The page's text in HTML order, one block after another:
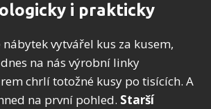
i prakticky
vytvářel kus za kusem,
na nás výrobní linky
chrlí totožné kusy po tisících. A
na první pohled. Starší